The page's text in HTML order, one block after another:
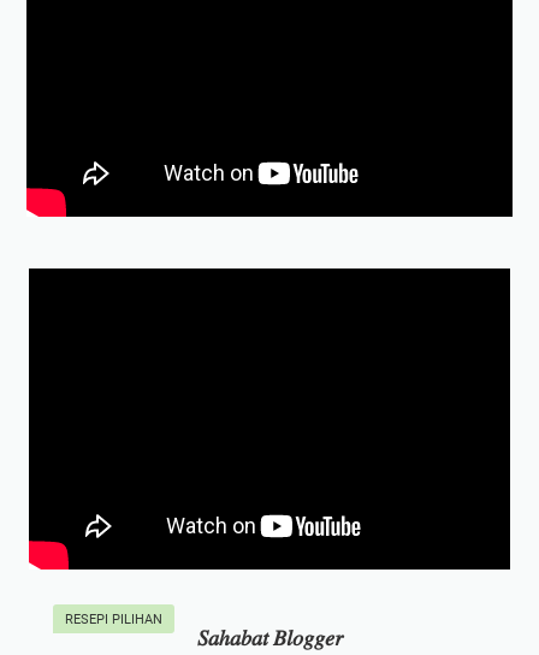
RESEPI PILIHAN
𝑆𝑎ℎ𝑎𝑏𝑎𝑡 𝐵𝑙𝑜𝑔𝑔𝑒𝑟